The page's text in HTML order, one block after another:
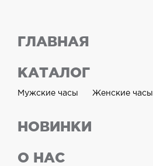
ГЛАВНАЯ
КАТАЛОГ
Мужские часы Женские часы
НОВИНКИ
О НАС